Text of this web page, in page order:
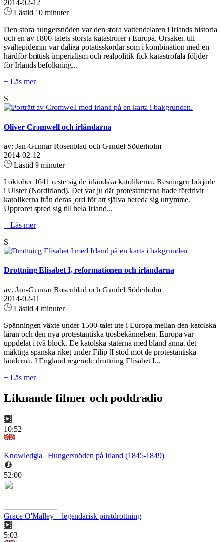
2014-02-12
Lästid 10 minuter
Den stora hungersnöden var den stora vattendelaren i Irlands historia
och en av 1800-talets största katastrofer i Europa. Orsaken till
svältepidemin var dåliga potatisskördar som i kombination med en
hårdför brittisk imperialism och realpolitik fick katastrofala följder
för Irlands befolkning...
+ Läs mer
S
Oliver Cromwell och irländarna
av: Jan-Gunnar Rosenblad och Gundel Söderholm
2014-02-12
Lästid 9 minuter
I oktober 1641 reste sig de irländska katolikerna. Resningen började
i Ulster (Nordirland). Det var ju där protestanterna hade fördrivit
katolikerna från deras jord för att själva bereda sig utrymme.
Upproret spred sig till hela Irland...
+ Läs mer
S
Drottning Elisabet I, reformationen och irländarna
av: Jan-Gunnar Rosenblad och Gundel Söderholm
2014-02-11
Lästid 4 minuter
Spänningen växte under 1500-talet ute i Europa mellan den katolska
läran och den nya protestantiska trosbekännelsen. Europa var
uppdelat i två block. De katolska staterna med bland annat det
mäktiga spanska riket under Filip II stod mot de protestantiska
länderna. I England regerade drottning Elisabet I...
+ Läs mer
Liknande filmer och poddradio
10:52
Knowledgia | Hungersnöden på Irland (1845-1849)
52:00
Grace O'Malley – legendarisk piratdrottning
5:03